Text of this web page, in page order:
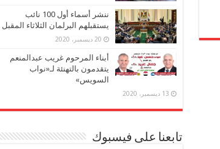
ننشر أسماء أول 100 نائب
يستقبلهم البرلمان الثلاثاء المقبل
20 ديسمبر، 2020
أبناء المرحوم غريب عبدالمنعم
يتقدمون بالتهنئة لـ«نواب
السويس»
13 ديسمبر، 2020
تابعنا على فيسبوك